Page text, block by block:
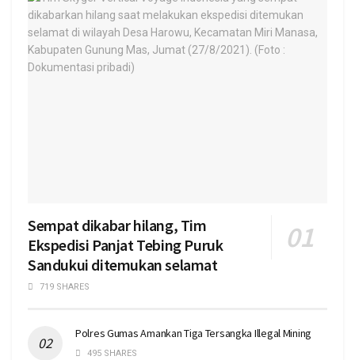
Sempat dikabar hilang, Tim
Ekspedisi Panjat Tebing Puruk
Sandukui ditemukan selamat
719 SHARES
Polres Gumas Amankan Tiga Tersangka Illegal Mining
495 SHARES